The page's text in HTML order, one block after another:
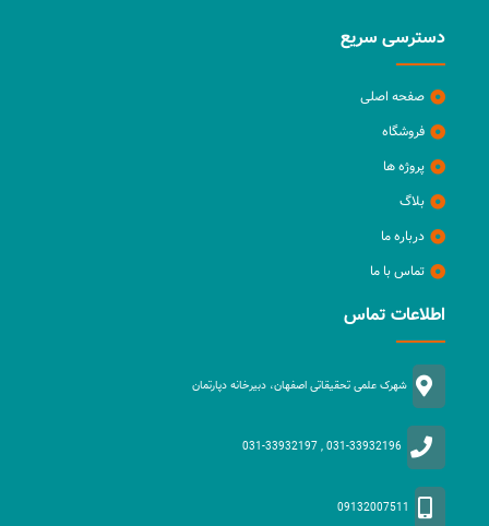
دسترسی سریع
صفحه اصلی
فروشگاه
پروژه ها
بلاگ
درباره ما
تماس با ما
اطلاعات تماس
شهرک علمی تحقیقاتی اصفهان، دبیرخانه دپارتمان
031-33932196 , 031-33932197
09132007511